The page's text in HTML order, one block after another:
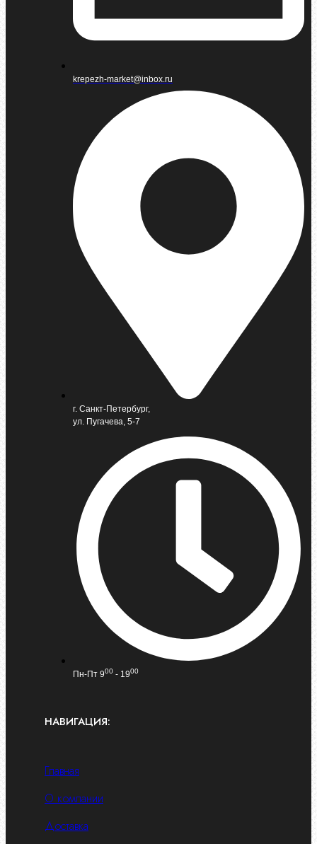
krepezh-market@inbox.ru
г. Санкт-Петербург,
ул. Пугачева, 5-7
Пн-Пт 900 - 1900
НАВИГАЦИЯ:
Главная
О компании
Доставка